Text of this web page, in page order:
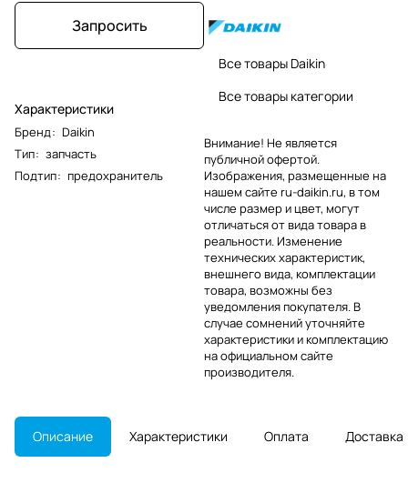
Запросить
Характеристики
Бренд: Daikin
Тип: запчасть
Подтип: предохранитель
Все товары Daikin
Все товары категории
Внимание! Не является
публичной офертой.
Изображения, размещенные на
нашем сайте ru-daikin.ru, в том
числе размер и цвет, могут
отличаться от вида товара в
реальности. Изменение
технических характеристик,
внешнего вида, комплектации
товара, возможны без
уведомления покупателя. В
случае сомнений уточняйте
характеристики и комплектацию
на официальном сайте
производителя.
Описание Характеристики Оплата Доставка